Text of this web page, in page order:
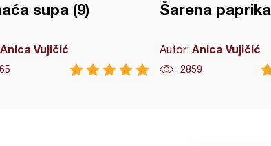
supa (9)
Anica Vujičić
Šarena paprika
Autor: Anica Vujičić
2859